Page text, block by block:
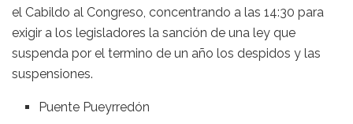
el Cabildo al Congreso, concentrando a las 14:30 para
exigir a los legisladores la sanción de una ley que
suspenda por el termino de un año los despidos y las
suspensiones.
Puente Pueyrredón